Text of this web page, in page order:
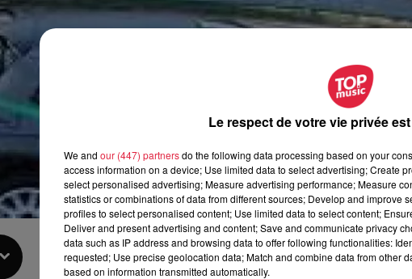
Le respect de votre vie privée
We and our (447) partnersdo the following data processing based on your
access information on a device; Use limited data to select advertising; Create
select personalised advertising; Measure advertising performance; Measure
statistics or combinations of data from different sources; Develop and improve
profiles to select personalised content; Use limited data to select content;
Deliver and present advertising and content; Save and communicate privacy
data such as IP address and browsing data to offer following functionalities:
requested; Use precise geolocation data; Match and combine data from other
based on information transmitted automatically.